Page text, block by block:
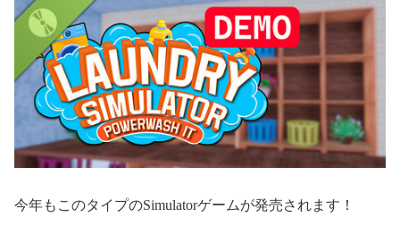
今年もこのタイプのSimulatorゲームが発売されます！